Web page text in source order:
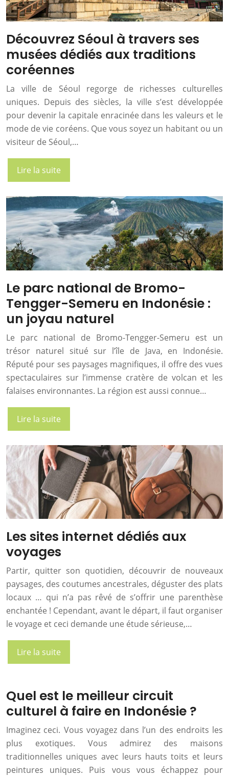
Découvrez Séoul à travers ses
musées dédiés aux traditions
coréennes
La ville de Séoul regorge de richesses culturelles
uniques. Depuis des siècles, la ville s’est développée
pour devenir la capitale enracinée dans les valeurs et le
mode de vie coréens. Que vous soyez un habitant ou un
visiteur de Séoul,…
Lire la suite
Le parc national de Bromo-
Tengger-Semeru en Indonésie :
un joyau naturel
Le parc national de Bromo-Tengger-Semeru est un
trésor naturel situé sur l’île de Java, en Indonésie.
Réputé pour ses paysages magnifiques, il offre des vues
spectaculaires sur l’immense cratère de volcan et les
falaises environnantes. La région est aussi connue…
Lire la suite
Les sites internet dédiés aux
voyages
Partir, quitter son quotidien, découvrir de nouveaux
paysages, des coutumes ancestrales, déguster des plats
locaux … qui n’a pas rêvé de s’offrir une parenthèse
enchantée ! Cependant, avant le départ, il faut organiser
le voyage et ceci demande une étude sérieuse,…
Lire la suite
Quel est le meilleur circuit
culturel à faire en Indonésie ?
Imaginez ceci. Vous voyagez dans l’un des endroits les
plus exotiques. Vous admirez des maisons
traditionnelles uniques avec leurs hauts toits et leurs
peintures uniques. Puis vous vous échappez pour